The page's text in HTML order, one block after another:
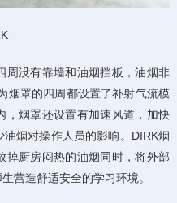
周没有靠墙和油烟挡板，油烟非
烟罩的四周都设置了补射气流模
，烟罩还设置有加速风道，加快
烟对操作人员的影响。DIRK烟
掉厨房闷热的油烟同时，将外部
营造舒适安全的学习环境。